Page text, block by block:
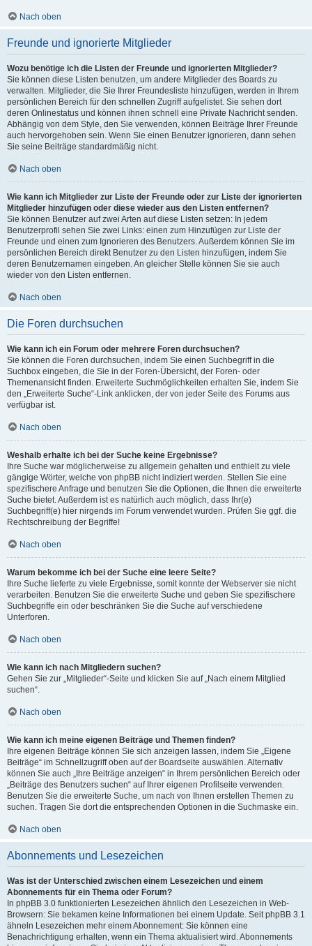
Nach oben
Freunde und ignorierte Mitglieder
Wozu benötige ich die Listen der Freunde und ignorierten Mitglieder?
Sie können diese Listen benutzen, um andere Mitglieder des Boards zu
verwalten. Mitglieder, die Sie Ihrer Freundesliste hinzufügen, werden in Ihrem
persönlichen Bereich für den schnellen Zugriff aufgelistet. Sie sehen dort
deren Onlinestatus und können ihnen schnell eine Private Nachricht senden.
Abhängig von dem Style, den Sie verwenden, können Beiträge Ihrer Freunde
auch hervorgehoben sein. Wenn Sie einen Benutzer ignorieren, dann sehen
Sie seine Beiträge standardmäßig nicht.
Nach oben
Wie kann ich Mitglieder zur Liste der Freunde oder zur Liste der ignorierten
Mitglieder hinzufügen oder diese wieder aus den Listen entfernen?
Sie können Benutzer auf zwei Arten auf diese Listen setzen: In jedem
Benutzerprofil sehen Sie zwei Links: einen zum Hinzufügen zur Liste der
Freunde und einen zum Ignorieren des Benutzers. Außerdem können Sie im
persönlichen Bereich direkt Benutzer zu den Listen hinzufügen, indem Sie
deren Benutzernamen eingeben. An gleicher Stelle können Sie sie auch
wieder von den Listen entfernen.
Nach oben
Die Foren durchsuchen
Wie kann ich ein Forum oder mehrere Foren durchsuchen?
Sie können die Foren durchsuchen, indem Sie einen Suchbegriff in die
Suchbox eingeben, die Sie in der Foren-Übersicht, der Foren- oder
Themenansicht finden. Erweiterte Suchmöglichkeiten erhalten Sie, indem Sie
den „Erweiterte Suche“-Link anklicken, der von jeder Seite des Forums aus
verfügbar ist.
Nach oben
Weshalb erhalte ich bei der Suche keine Ergebnisse?
Ihre Suche war möglicherweise zu allgemein gehalten und enthielt zu viele
gängige Wörter, welche von phpBB nicht indiziert werden. Stellen Sie eine
spezifischere Anfrage und benutzen Sie die Optionen, die Ihnen die erweiterte
Suche bietet. Außerdem ist es natürlich auch möglich, dass Ihr(e)
Suchbegriff(e) hier nirgends im Forum verwendet wurden. Prüfen Sie ggf. die
Rechtschreibung der Begriffe!
Nach oben
Warum bekomme ich bei der Suche eine leere Seite?
Ihre Suche lieferte zu viele Ergebnisse, somit konnte der Webserver sie nicht
verarbeiten. Benutzen Sie die erweiterte Suche und geben Sie spezifischere
Suchbegriffe ein oder beschränken Sie die Suche auf verschiedene
Unterforen.
Nach oben
Wie kann ich nach Mitgliedern suchen?
Gehen Sie zur „Mitglieder“-Seite und klicken Sie auf „Nach einem Mitglied
suchen“.
Nach oben
Wie kann ich meine eigenen Beiträge und Themen finden?
Ihre eigenen Beiträge können Sie sich anzeigen lassen, indem Sie „Eigene
Beiträge“ im Schnellzugriff oben auf der Boardseite auswählen. Alternativ
können Sie auch „Ihre Beiträge anzeigen“ in Ihrem persönlichen Bereich oder
„Beiträge des Benutzers suchen“ auf Ihrer eigenen Profilseite verwenden.
Benutzen Sie die erweiterte Suche, um nach von Ihnen erstellen Themen zu
suchen. Tragen Sie dort die entsprechenden Optionen in die Suchmaske ein.
Nach oben
Abonnements und Lesezeichen
Was ist der Unterschied zwischen einem Lesezeichen und einem
Abonnements für ein Thema oder Forum?
In phpBB 3.0 funktionierten Lesezeichen ähnlich den Lesezeichen in Web-
Browsern: Sie bekamen keine Informationen bei einem Update. Seit phpBB 3.1
ähneln Lesezeichen mehr einem Abonnement: Sie können eine
Benachrichtigung erhalten, wenn ein Thema aktualisiert wird. Abonnements